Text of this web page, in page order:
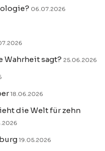
06.07.2026
Wahrheit sagt? 25.06.2026
18.06.2026
die Welt für zehn
19.05.2026